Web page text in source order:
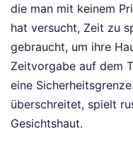
die man mit keinem
hat versucht, Zeit zu
gebraucht, um ihre
Zeitvorgabe auf dem
eine
überschreitet, spielt
Gesichtshaut.